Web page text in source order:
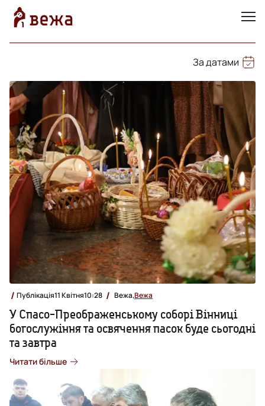
За датами
Публікація11 Квітня10:28 Вежа,Вежа
У Спасо-Преображенському соборі Вінниці
богослужіння та освячення пасок буде сьогодні
та завтра
Читати більше